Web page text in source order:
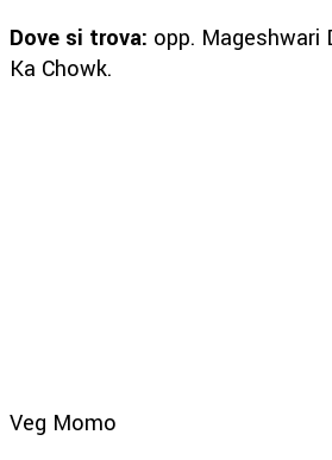
Dove si trova: opp. Mageshwari
Ka Chowk.
Veg Momo